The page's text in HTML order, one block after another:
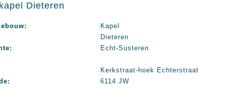
Dieteren
Kapel
Dieteren
Echt-Susteren
Kerkstraat-hoek Echterstraat
6114 JW